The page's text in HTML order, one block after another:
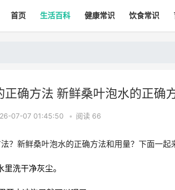
首页 生活百科 健康常识 饮食常识
正确方法 新鲜桑叶泡水的正确
07-07 01:45:50 • 阅读 66
？新鲜桑叶泡水的正确方法和用量？下面一起
洗干净灰尘。